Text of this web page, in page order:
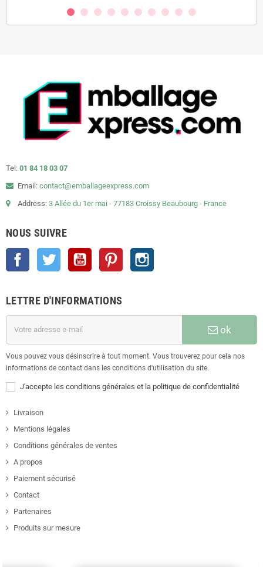
Tel: 01 84 18 03 07
Email: contact@emballageexpress.com
Address: 3 Allée du 1er mai - 77183 Croissy Beaubourg - France
NOUS SUIVRE
Facebook Twitter YouTube Pinterest
LETTRE D'INFORMATIONS
ok
Vous pouvez vous désinscrire à tout moment. Vous trouverez pour cela nos
informations de contact dans les conditions d'utilisation du site.
J'accepte les conditions générales et la politique de confidentialité
Livraison
Mentions légales
Conditions générales de ventes
A propos
Paiement sécurisé
Contact
Partenaires
Produits sur mesure